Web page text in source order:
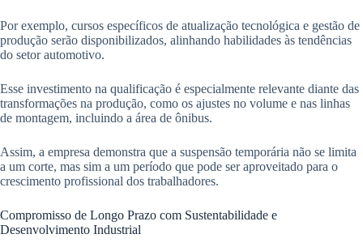
Por exemplo, cursos específicos de atualização tecnológica e gestão de
produção serão disponibilizados, alinhando habilidades às tendências
do setor automotivo.
Esse investimento na qualificação é especialmente relevante diante das
transformações na produção, como os ajustes no volume e nas linhas
de montagem, incluindo a área de ônibus.
Assim, a empresa demonstra que a suspensão temporária não se limita
a um corte, mas sim a um período que pode ser aproveitado para o
crescimento profissional dos trabalhadores.
Compromisso de Longo Prazo com Sustentabilidade e
Desenvolvimento Industrial